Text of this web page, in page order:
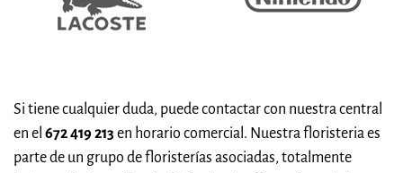
Si tiene cualquier duda, puede contactar con nuestra central
en el 672 419 213 en horario comercial. Nuestra floristeria es
parte de un grupo de floristerías asociadas, totalmente